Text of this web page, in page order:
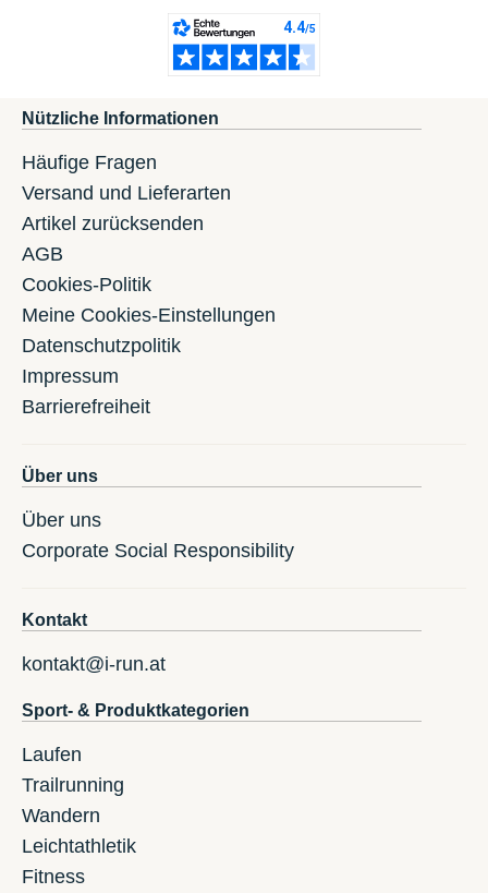
Nützliche Informationen
Häufige Fragen
Versand und Lieferarten
Artikel zurücksenden
AGB
Cookies-Politik
Meine Cookies-Einstellungen
Datenschutzpolitik
Impressum
Barrierefreiheit
Über uns
Über uns
Corporate Social Responsibility
Kontakt
kontakt@i-run.at
Sport- & Produktkategorien
Laufen
Trailrunning
Wandern
Leichtathletik
Fitness